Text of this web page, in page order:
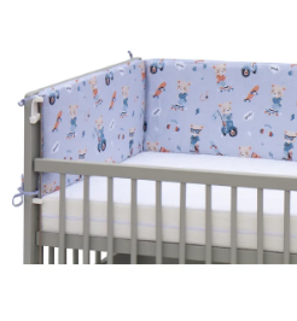
hvězdiček.